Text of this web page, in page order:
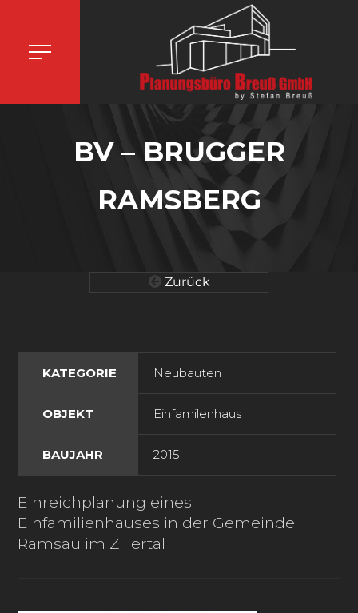
BV – BRUGGER
RAMSBERG
Zurück
KATEGORIE Neubauten
OBJEKT Einfamilenhaus
BAUJAHR 2015
Einreichplanung eines
Einfamilienhauses in der Gemeinde
Ramsau im Zillertal